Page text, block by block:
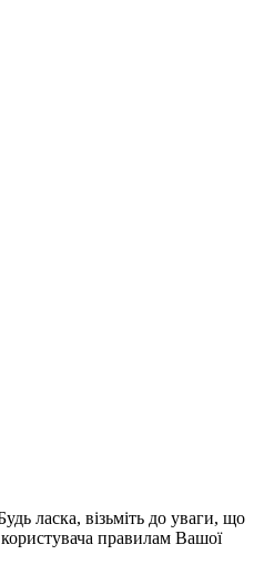
ласка, візьміть до уваги, що
правилам Вашої